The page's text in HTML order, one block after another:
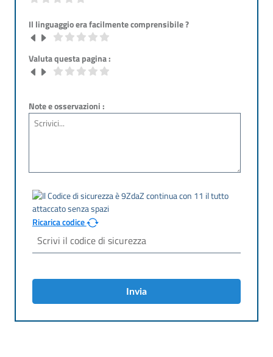
Il linguaggio era facilmente comprensibile ?
Valuta questa pagina :
Note e osservazioni :
Ricarica codice
Invia